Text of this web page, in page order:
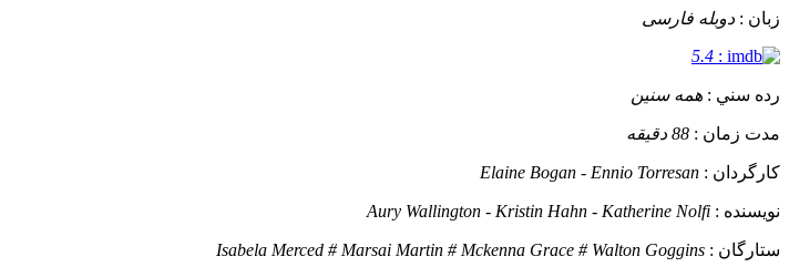
زبان : دوبله فارسی
:
5.4
رده سني : همه سنین
مدت زمان : 88 دقیقه
کارگردان : Elaine Bogan - Ennio Torresan
نويسنده : Aury Wallington - Kristin Hahn - Katherine Nolfi
ستارگان : Isabela Merced # Marsai Martin # Mckenna Grace # Walton Goggins